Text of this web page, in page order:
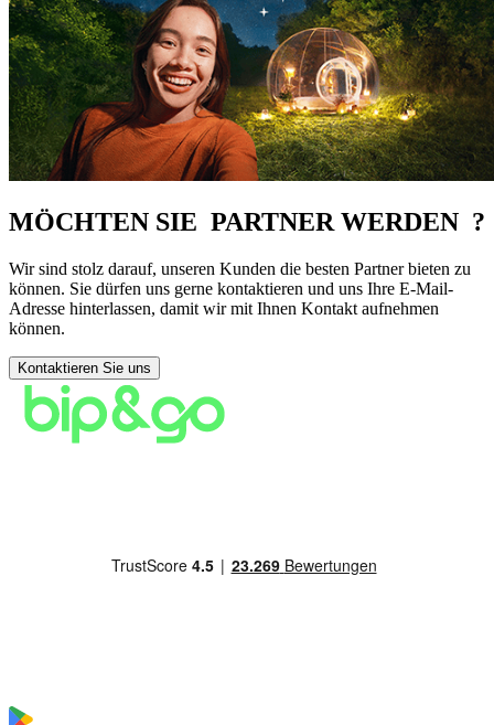
MÖCHTEN SIE PARTNER WERDEN ?
Wir sind stolz darauf, unseren Kunden die besten Partner bieten zu
können. Sie dürfen uns gerne kontaktieren und uns Ihre E-Mail-
Adresse hinterlassen, damit wir mit Ihnen Kontakt aufnehmen
können.
Kontaktieren Sie uns